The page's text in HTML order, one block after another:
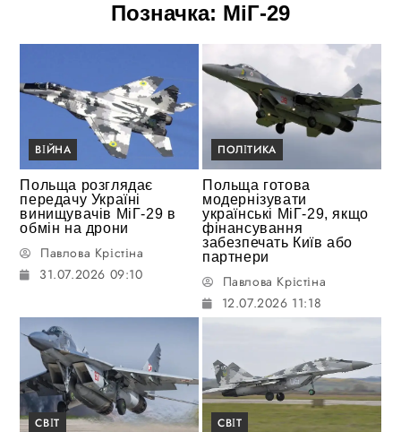
Позначка: МіГ-29
ВІЙНА
Польща розглядає
передачу Україні
винищувачів МіГ-29 в
обмін на дрони
Павлова Крістіна
31.07.2026 09:10
ПОЛІТИКА
Польща готова
модернізувати
українські МіГ-29, якщо
фінансування
забезпечать Київ або
партнери
Павлова Крістіна
12.07.2026 11:18
СВІТ СВІТ